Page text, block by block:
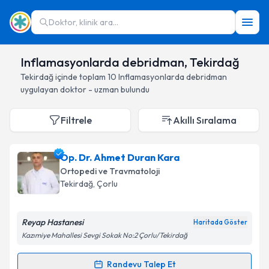
Doktor, klinik ara...
Inflamasyonlarda debridman, Tekirdağ
Tekirdağiçinde toplam 10 Inflamasyonlarda debridman
uygulayan doktor - uzman bulundu
Filtrele Akıllı Sıralama
Op. Dr. Ahmet Duran Kara
Ortopedi ve Travmatoloji
Tekirdağ, Çorlu
Reyap Hastanesi Haritada Göster
Kazımiye Mahallesi Sevgi Sokak No:2 Çorlu/Tekirdağ
Randevu Talep Et